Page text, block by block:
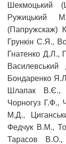
Шекмоцький
Ружицький
(Папружскаж)
Грункін С.Я.,
Гнатенко Д.Л.,
Бондаренко
Шлапак В.Є.,
Чорногуз Г.Ф.,
М.Д.,
Федчук В.М.,
Тарасов